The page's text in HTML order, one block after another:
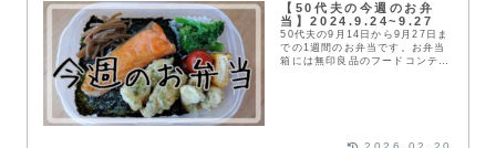
【50代夫の今週のお弁
当】2024.9.24~9.27
50代夫の9月14日から9月27日ま
での1週間のお弁当です。お弁当
箱には無印良品のフードコンテナ